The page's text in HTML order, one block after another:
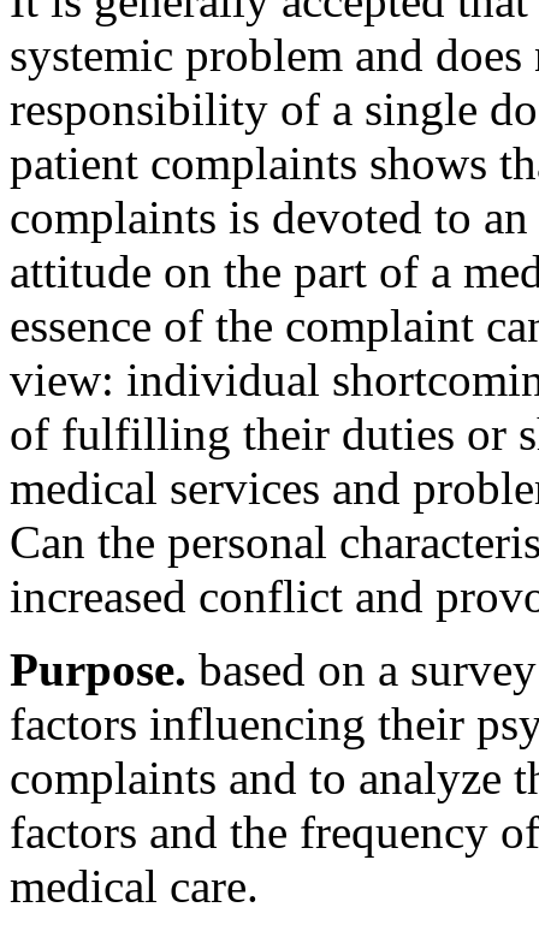
systemic problem and
responsibility of a single
patient complaints shows
complaints is devoted to
attitude on the part of a
essence of the complaint
view: individual
of fulfilling their duties or
medical services and
Can the personal
increased conflict and
Purpose. based on a
factors influencing their
complaints and to analyze
factors and the frequency
medical care.